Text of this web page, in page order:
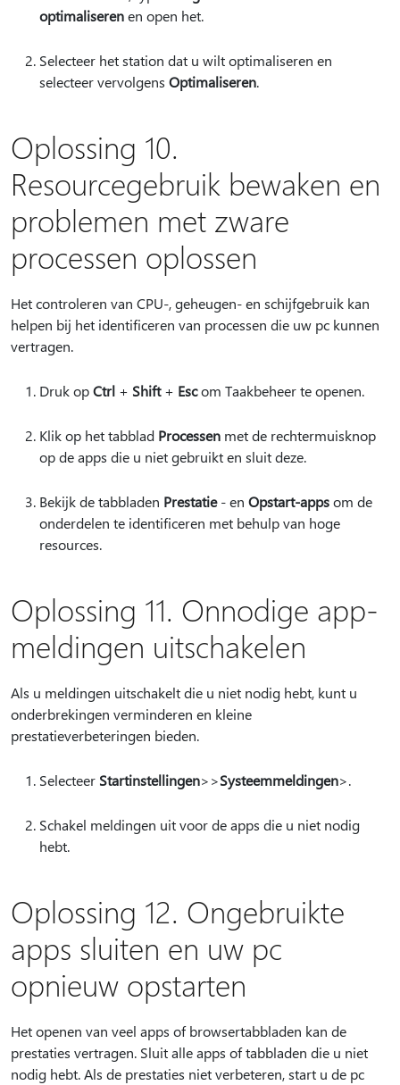
optimaliserenen open het.
Selecteer het station dat u wilt optimaliseren en
selecteer vervolgens Optimaliseren.
Oplossing 10.
Resourcegebruik bewaken en
problemen met zware
processen oplossen
Het controleren van CPU-, geheugen- en schijfgebruik kan
helpen bij het identificeren van processen die uw pc kunnen
vertragen.
Druk opCtrl + Shift+ Escom Taakbeheer te openen.
Klik op het tabblad Processen met de rechtermuisknop
op de apps die u niet gebruikt en sluit deze.
Bekijk de tabbladen Prestatie- en Opstart-appsom de
onderdelen te identificeren met behulp van hoge
resources.
Oplossing 11. Onnodige app-
meldingen uitschakelen
Als u meldingen uitschakelt die u niet nodig hebt, kunt u
onderbrekingen verminderen en kleine
prestatieverbeteringen bieden.
Selecteer Startinstellingen>>Systeemmeldingen>.
Schakel meldingen uit voor de apps die u niet nodig
hebt.
Oplossing 12. Ongebruikte
apps sluiten en uw pc
opnieuw opstarten
Het openen van veel apps of browsertabbladen kan de
prestaties vertragen. Sluit alle apps of tabbladen die u niet
nodig hebt. Als de prestaties niet verbeteren, start u de pc